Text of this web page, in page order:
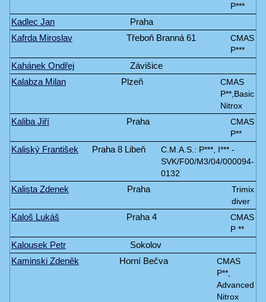
P***
Kadlec Jan
Praha
Kafrda Miroslav
Třeboň Branná 61
CMAS
P***
Kahánek Ondřej
Závišice
Kalabza Milan
Plzeň
CMAS
P**,Basic
Nitrox
Kaliba Jiří Praha
CMAS
P**
Kaliský František Praha 8 Libeň
C.M.A.S.: P***, I*** -
SVK/F00/M3/04/000094-
0132
Kalista Zdenek Praha
Trimix
diver
Kaloš Lukáš Praha 4
CMAS
P **
Kalousek Petr
Sokolov
Kaminski Zdeněk
Horní Bečva
CMAS
P**,
Advanced
Nitrox